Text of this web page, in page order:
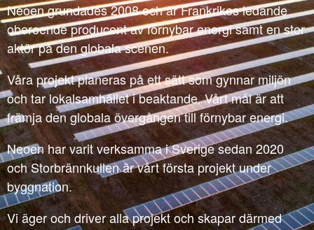
Neoen grundades 2008 och är Frankrikes ledande
oberoende producent av förnybar energi samt en stor
aktör på den globala scenen.
Våra projekt planeras på ett sätt som gynnar miljön
och tar lokalsamhället i beaktande. Vårt mål är att
främja den globala övergången till förnybar energi.
Neoen har varit verksamma i Sverige sedan 2020
och Storbrännkullen är vårt första projekt under
byggnation.
Vi äger och driver alla projekt och skapar därmed